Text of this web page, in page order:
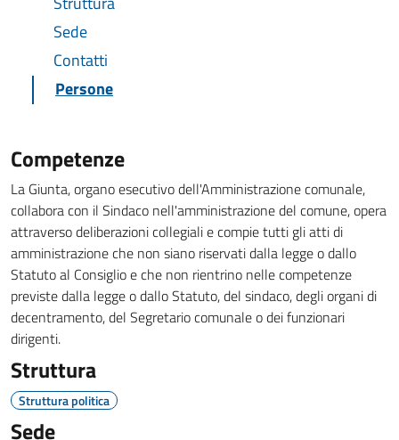
Sede
Contatti
Persone
Competenze
La Giunta, organo esecutivo dell'Amministrazione comunale,
collabora con il Sindaco nell'amministrazione del comune, opera
attraverso deliberazioni collegiali e compie tutti gli atti di
amministrazione che non siano riservati dalla legge o dallo
Statuto al Consiglio e che non rientrino nelle competenze
previste dalla legge o dallo Statuto, del sindaco, degli organi di
decentramento, del Segretario comunale o dei funzionari
dirigenti.
Struttura
Struttura politica
Sede